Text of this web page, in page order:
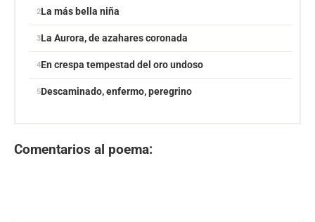
La más bella niña
La Aurora, de azahares coronada
En crespa tempestad del oro undoso
Descaminado, enfermo, peregrino
Comentarios al poema: